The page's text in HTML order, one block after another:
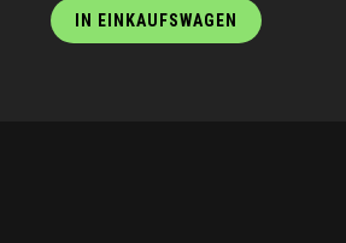
IN EINKAUFSWAGEN